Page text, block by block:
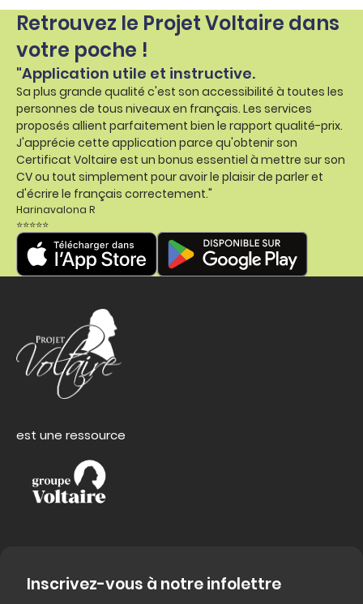
Retrouvez le Projet Voltaire dans
votre poche !
"Application utile et instructive.
Sa plus grande qualité c'est son accessibilité à toutes les
personnes de tous niveaux en français. Les services
proposés allient parfaitement bien le rapport qualité-prix.
J'apprécie cette application parce qu'obtenir son
Certificat Voltaire est un bonus essentiel à mettre sur son
CV ou tout simplement pour avoir le plaisir de parler et
d'écrire le français correctement."
Harinavalona R
⭐⭐⭐⭐⭐
est une ressource
Inscrivez-vous à notre infolettre